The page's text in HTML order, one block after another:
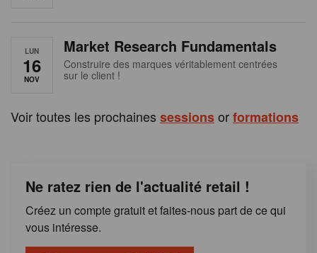
LUN
16
NOV
Market Research Fundamentals
Construire des marques véritablement centrées
sur le client !
Voir toutes les prochaines sessionsorformations
Ne ratez rien de l'actualité retail !
Créez un compte gratuit et faites-nous part de ce qui
vous intéresse.